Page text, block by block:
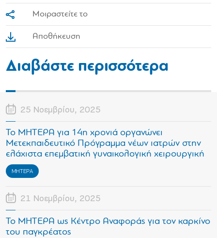
Μοιραστείτε το
Αποθήκευση
Διαβάστε περισσότερα
25 Νοεμβρίου, 2025
Το ΜΗΤΕΡΑ για 14η χρονιά οργανώνει
Μετεκπαιδευτικό Πρόγραμμα νέων ιατρών στην
ελάχιστα επεμβατική γυναικολογική χειρουργική
ΜΗΤΕΡΑ
21 Νοεμβρίου, 2025
Το ΜΗΤΕΡΑ ως Κέντρο Αναφοράς για τον καρκίνο
του παγκρέατος